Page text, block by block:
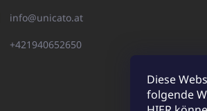
Diese
folgende
info@unicato.at
+421940652650
UNICATO.sk